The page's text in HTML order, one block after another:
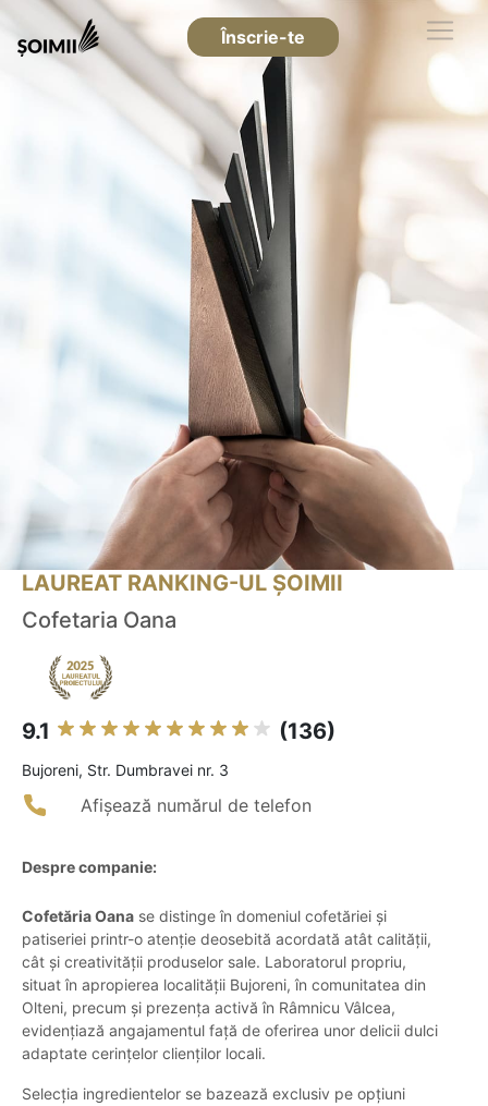
Înscrie-te
LAUREAT RANKING-UL ȘOIMII
Cofetaria Oana
9.1 (136)
Bujoreni, Str. Dumbravei nr. 3
Afișează numărul de telefon
Despre companie:
Cofetăria Oana se distinge în domeniul cofetăriei și
patiseriei printr-o atenție deosebită acordată atât calității,
cât și creativității produselor sale. Laboratorul propriu,
situat în apropierea localității Bujoreni, în comunitatea din
Olteni, precum și prezența activă în Râmnicu Vâlcea,
evidențiază angajamentul față de oferirea unor delicii dulci
adaptate cerințelor clienților locali.
Selecția ingredientelor se bazează exclusiv pe opțiuni